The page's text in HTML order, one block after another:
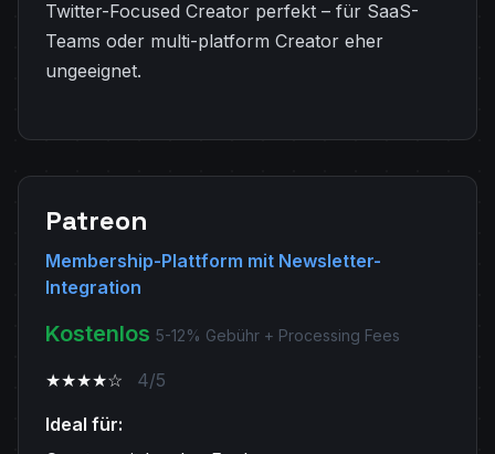
Twitter-Focused Creator perfekt – für SaaS-
Teams oder multi-platform Creator eher
ungeeignet.
Patreon
Membership-Plattform mit Newsletter-
Integration
Kostenlos 5-12% Gebühr + Processing Fees
★★★★☆
4/5
Ideal für: